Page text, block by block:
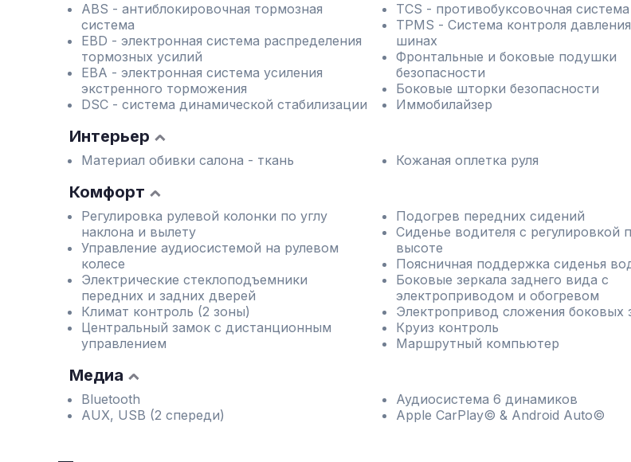
ABS - антиблокировочная тормозная
система
EBD - электронная система распределения
тормозных усилий
EBA - электронная система усиления
экстренного торможения
DSC - система динамической стабилизации
TCS - противобуксовочная система
TPMS - Cистема контроля
шинах
Фронтальные и боковые подушки
безопасности
Боковые шторки безопасности
Иммобилайзер
Интерьер
Материал обивки салона - ткань Кожаная оплетка руля
Комфорт
Регулировка рулевой колонки по углу
наклона и вылету
Управление аудиосистемой на рулевом
колесе
Электрические стеклоподъемники
передних и задних дверей
Климат контроль (2 зоны)
Центральный замок с дистанционным
управлением
Подогрев передних сидений
Сиденье водителя с регулировкой
высоте
Поясничная поддержка сиденья
Боковые зеркала заднего вида с
электроприводом и обогревом
Электропривод сложения боковых
Круиз контроль
Маршрутный компьютер
Медиа
Bluetooth
AUX, USB (2 спереди)
Аудиосистема 6 динамиков
Apple CarPlay© & Android Auto©